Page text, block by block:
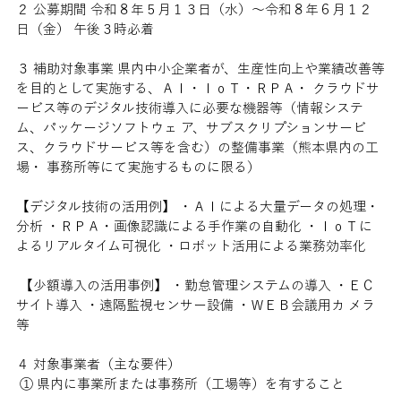
２ 公募期間 令和８年５月１３日（水）～令和８年６月１２
日（金） 午後３時必着
３ 補助対象事業 県内中小企業者が、生産性向上や業績改善等
を目的として実施する、ＡＩ・ＩｏＴ・ＲＰＡ・ クラウドサ
ービス等のデジタル技術導入に必要な機器等（情報システ
ム、パッケージソフトウェ ア、サブスクリプションサービ
ス、クラウドサービス等を含む）の整備事業（熊本県内の工
場・ 事務所等にて実施するものに限る）
【デジタル技術の活用例】 ・ＡＩによる大量データの処理・
分析 ・ＲＰＡ・画像認識による手作業の自動化 ・ＩｏＴに
よるリアルタイム可視化 ・ロボット活用による業務効率化
サイト導入 ・遠隔監視センサー設備 ・ＷＥＢ会議用カ メラ
等
４ 対象事業者（主な要件）
① 県内に事業所または事務所（工場等）を有すること